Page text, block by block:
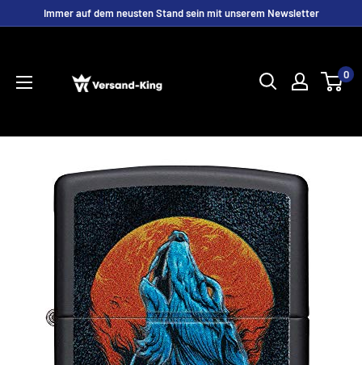
Immer auf dem neusten Stand sein mit unserem Newsletter
0